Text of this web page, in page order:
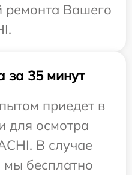
ремонта Вашего
за 35 минут
приедет в
для осмотра
В случае
бесплатно